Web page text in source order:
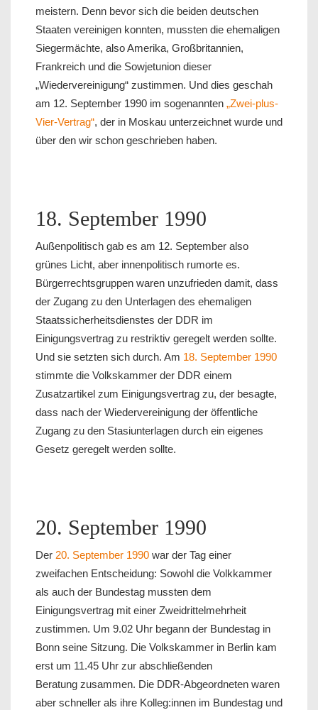
meistern. Denn bevor sich die beiden deutschen
Staaten vereinigen konnten, mussten die ehemaligen
Siegermächte, also Amerika, Großbritannien,
Frankreich und die Sowjetunion dieser
„Wiedervereinigung“ zustimmen. Und dies geschah
am 12. September 1990 im sogenannten „Zwei-plus-
Vier-Vertrag“, der in Moskau unterzeichnet wurde und
über den wir schon geschrieben haben.
18. September 1990
Außenpolitisch gab es am 12. September also
grünes Licht, aber innenpolitisch rumorte es.
Bürgerrechtsgruppen waren unzufrieden damit, dass
der Zugang zu den Unterlagen des ehemaligen
Staatssicherheitsdienstes der DDR im
Einigungsvertrag zu restriktiv geregelt werden sollte.
Und sie setzten sich durch. Am 18. September 1990
stimmte die Volkskammer der DDR einem
Zusatzartikel zum Einigungsvertrag zu, der besagte,
dass nach der Wiedervereinigung der öffentliche
Zugang zu den Stasiunterlagen durch ein eigenes
Gesetz geregelt werden sollte.
20. September 1990
Der 20. September 1990 war der Tag einer
zweifachen Entscheidung: Sowohl die Volkkammer
als auch der Bundestag mussten dem
Einigungsvertrag mit einer Zweidrittelmehrheit
zustimmen. Um 9.02 Uhr begann der Bundestag in
Bonn seine Sitzung. Die Volkskammer in Berlin kam
erst um 11.45 Uhr zur abschließenden
Beratung zusammen. Die DDR-Abgeordneten waren
aber schneller als ihre Kolleg:innen im Bundestag und